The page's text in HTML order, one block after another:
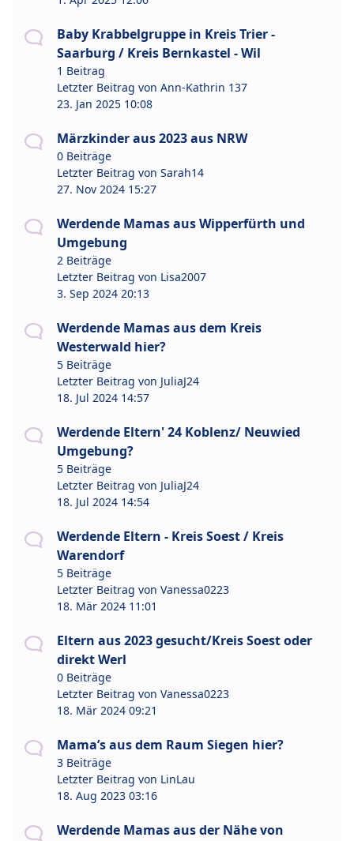
Baby Krabbelgruppe in Kreis Trier -
Saarburg / Kreis Bernkastel - Wil
1 Beitrag
Letzter Beitrag von Ann-Kathrin 137
23. Jan 2025 10:08
Märzkinder aus 2023 aus NRW
0 Beiträge
Letzter Beitrag von Sarah14
27. Nov 2024 15:27
Werdende Mamas aus Wipperfürth und
Umgebung
2 Beiträge
Letzter Beitrag von Lisa2007
3. Sep 2024 20:13
Werdende Mamas aus dem Kreis
Westerwald hier?
5 Beiträge
Letzter Beitrag von JuliaJ24
18. Jul 2024 14:57
Werdende Eltern' 24 Koblenz/ Neuwied
Umgebung?
5 Beiträge
Letzter Beitrag von JuliaJ24
18. Jul 2024 14:54
Werdende Eltern - Kreis Soest / Kreis
Warendorf
5 Beiträge
Letzter Beitrag von Vanessa0223
18. Mär 2024 11:01
Eltern aus 2023 gesucht/Kreis Soest oder
direkt Werl
0 Beiträge
Letzter Beitrag von Vanessa0223
18. Mär 2024 09:21
Mama’s aus dem Raum Siegen hier?
3 Beiträge
Letzter Beitrag von LinLau
18. Aug 2023 03:16
Werdende Mamas aus der Nähe von